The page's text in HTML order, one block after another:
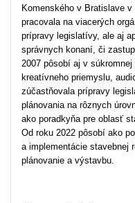
Komenského v Bratislave
pracovala na viacerých
prípravy legislatívy, ale aj
správnych konaní, či
2007 pôsobí aj v
kreatívneho priemyslu,
zúčastňovala prípravy
plánovania na rôznych
ako poradkyňa pre oblasť
Od roku 2022 pôsobí ako
a implementácie stavebnej
plánovanie a výstavbu.